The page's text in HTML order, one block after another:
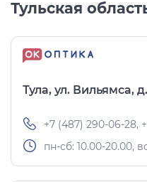
Тульская
Тула, ул. Вильямса,
+7 (487) 290-06-28,
пн-сб: 10.00-20.00,